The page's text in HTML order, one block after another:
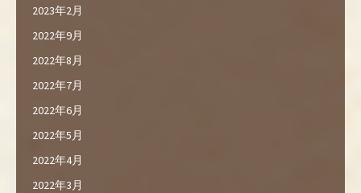
2023年2月
2022年9月
2022年8月
2022年7月
2022年6月
2022年5月
2022年4月
2022年3月